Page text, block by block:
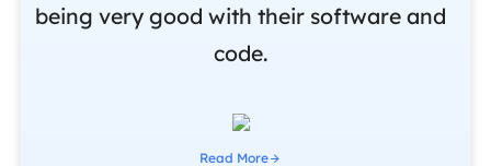
being very good with their software and
code.
Read More